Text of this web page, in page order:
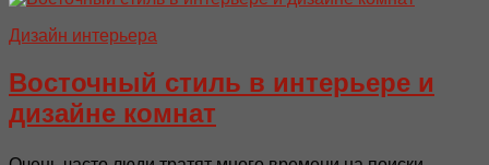
Дизайн интерьера
Восточный стиль в интерьере и
дизайне комнат